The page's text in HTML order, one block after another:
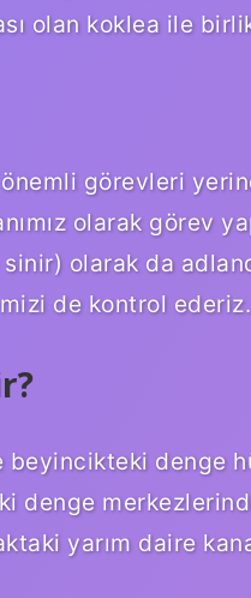
olan koklea ile
görevleri
olarak görev
olarak da
de kontrol ederiz.
beyincikteki denge
denge
yarım daire